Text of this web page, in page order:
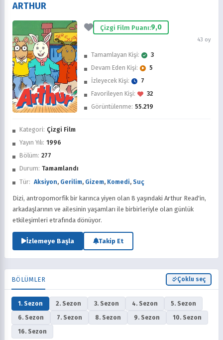
İzledim
Favorilere Ekle
Sonra İzle
ARTHUR
Çizgi Film Puanı:9,0
43 oy
Kategori: Çizgi Film
Yayın Yılı: 1996
Bölüm: 277
Durum: Tamamlandı
Tür: Aksiyon, Gerilim, Gizem, Komedi, Suç
Tamamlayan Kişi:
3
Devam Eden Kişi:
5
İzleyecek Kişi:
7
Favorileyen Kişi:
32
Görüntülenme: 55.219
Dizi, antropomorfik bir karınca yiyen olan 8 yaşındaki Arthur Read'in,
arkadaşlarının ve ailesinin yaşamları ile birbirleriyle olan günlük
etkileşimleri etrafında dönüyor.
İzlemeye Başla Takip Et
BÖLÜMLER Çoklu seç
1. Sezon 2. Sezon 3. Sezon 4. Sezon
5. Sezon
6. Sezon
7. Sezon 8. Sezon 9. Sezon
10. Sezon
16. Sezon